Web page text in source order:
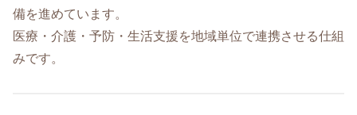
備を進めています。
医療・介護・予防・生活支援を地域単位で連携させる仕組
みです。